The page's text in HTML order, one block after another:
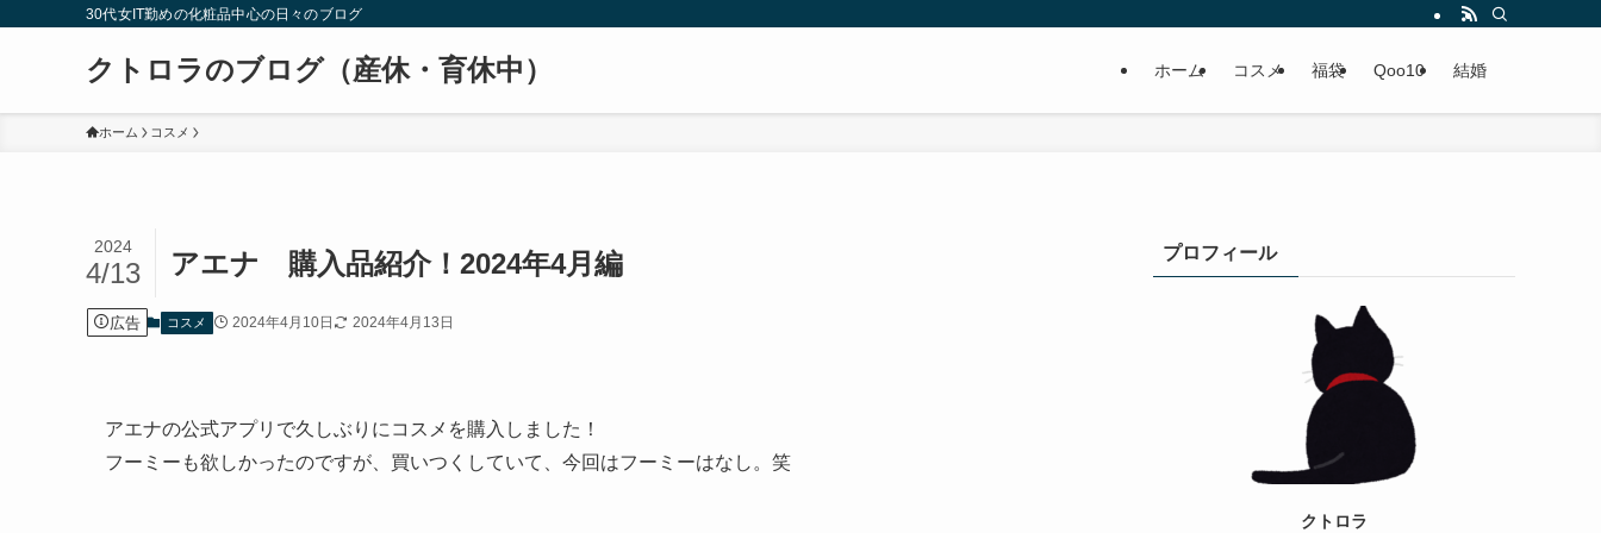
30代女IT勤めの化粧品中心の日々のブログ
クトロラのブログ（産休・育休中） ホーム コスメ 福袋 Qoo10 結婚
ホーム コスメ
アエナ 購入品紹介！2024年4月編
2024
4/13
広告 コスメ 2024年4月10日 2024年4月13日
アエナの公式アプリで久しぶりにコスメを購入しました！
フーミーも欲しかったのですが、買いつくしていて、今回はフーミーはなし。笑
プロフィール
クトロラ